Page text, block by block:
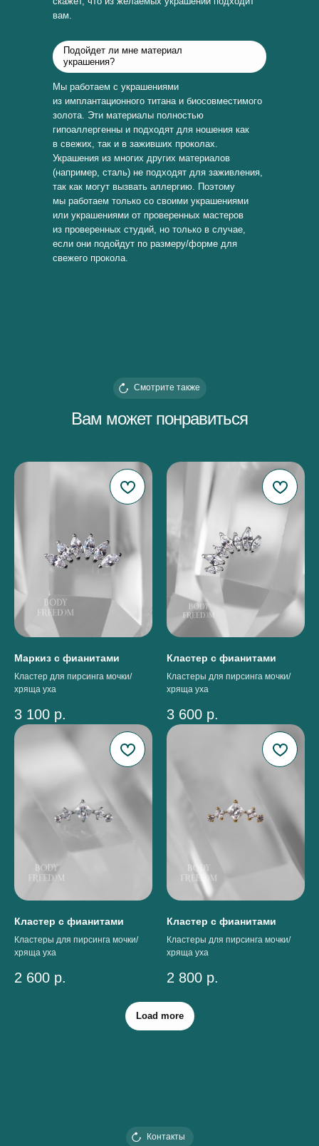
вам.
Подойдет ли мне материал
украшения?
Мы работаем с украшениями
из имплантационного титана и биосовместимого
золота. Эти материалы полностью
гипоаллергенны и подходят для ношения как
в свежих, так и в заживших проколах.
Украшения из многих других материалов
(например, сталь) не подходят для заживления,
так как могут вызвать аллергию. Поэтому
мы работаем только со своими украшениями
или украшениями от проверенных мастеров
из проверенных студий, но только в случае,
если они подойдут по размеру/форме для
свежего прокола.
Вам может понравиться
Смотрите также
Маркиз с фианитами
Кластер для пирсинга мочки/
хряща уха
3 100 р.
Кластер с фианитами
Кластеры для пирсинга мочки/
хряща уха
3 600 р.
Кластер с фианитами
Кластеры для пирсинга мочки/
хряща уха
2 600 р.
Кластер с фианитами
Кластеры для пирсинга мочки/
хряща уха
2 800 р.
Load more
Контакты